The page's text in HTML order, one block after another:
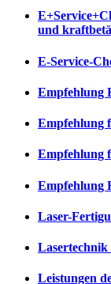
und
E-Service-
Empfehlung
Empfehlung
Empfehlung
Empfehlung
Laser-
Lasertechnik
Leistungen